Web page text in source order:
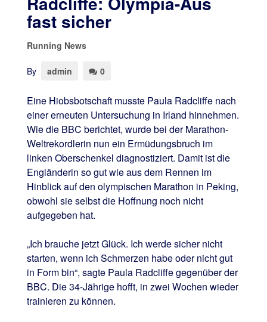
fast sicher
Running News
By admin 0
Eine Hiobsbotschaft musste Paula Radcliffe nach
einer erneuten Untersuchung in Irland hinnehmen.
Wie die BBC berichtet, wurde bei der Marathon-
Weltrekordlerin nun ein Ermüdungsbruch im
linken Oberschenkel diagnostiziert. Damit ist die
Engländerin so gut wie aus dem Rennen im
Hinblick auf den olympischen Marathon in Peking,
obwohl sie selbst die Hoffnung noch nicht
aufgegeben hat.
„Ich brauche jetzt Glück. Ich werde sicher nicht
starten, wenn ich Schmerzen habe oder nicht gut
in Form bin“, sagte Paula Radcliffe gegenüber der
BBC. Die 34-Jährige hofft, in zwei Wochen wieder
trainieren zu können.